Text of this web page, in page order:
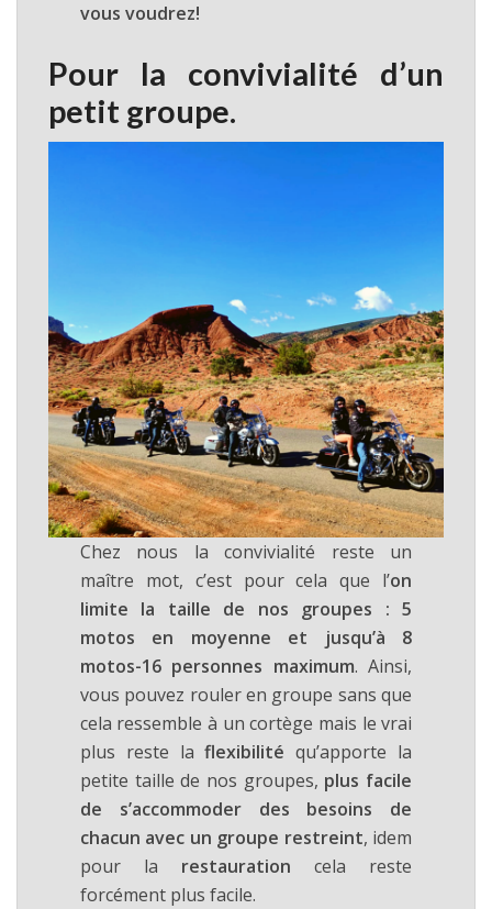
vous voudrez!
Pour la convivialité d’un
petit groupe.
Chez nous la convivialité reste un
maître mot, c’est pour cela que l’on
limite la taille de nos groupes : 5
motos en moyenne et jusqu’à 8
motos-16 personnes maximum. Ainsi,
vous pouvez rouler en groupe sans que
cela ressemble à un cortège mais le vrai
plus reste laflexibilité qu’apporte la
petite taille de nos groupes, plus facile
de s’accommoder des besoins de
chacun avec un groupe restreint, idem
pour la restauration cela reste
forcément plus facile.